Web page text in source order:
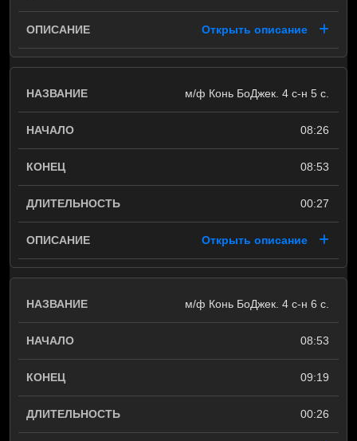
Открыть описание
м/ф Конь БоДжек. 4 с-н 5 с.
08:26
08:53
00:27
Открыть описание
м/ф Конь БоДжек. 4 с-н 6 с.
08:53
09:19
00:26